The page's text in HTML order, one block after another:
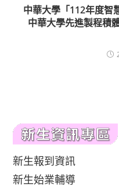
中華大學「112年度智
中華大學先進製程積
新生報到資訊
新生始業輔導